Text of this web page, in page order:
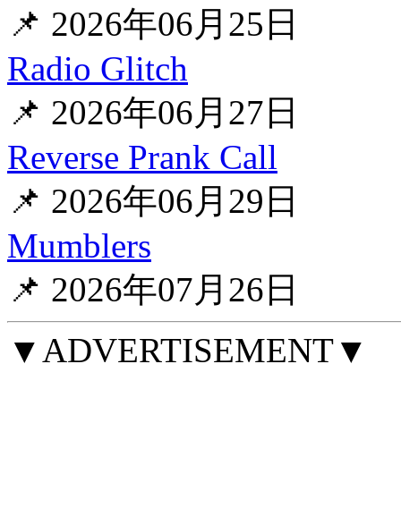
📌 2026年06月25日
Radio Glitch
📌 2026年06月27日
Reverse Prank Call
📌 2026年06月29日
Mumblers
📌 2026年07月26日
▼ADVERTISEMENT▼